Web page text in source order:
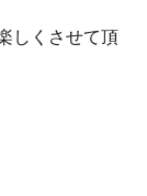
しくさせて頂